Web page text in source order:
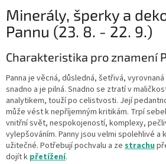
Minerály, šperky a
Pannu (23. 8. - 22. 9.)
Charakteristika pro znamení
Panna je věcná, důsledná, šetřivá,
snadno a je pilná. Snadno se ztratí v
analytikem, touží po celistvosti. Její
může vést k nepříjemným kritikám. Trpí
vnitřní svět, nespokojeností, komplexy,
vylepšováním. Panny jsou velmi spolehlivé a
užitečné. Potřebují pochvalu a ze strachu
dojít k přetížení.